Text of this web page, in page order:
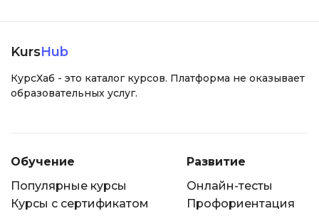
KursHub
КурсХаб - это каталог курсов. Платформа не оказывает
образовательных услуг.
Обучение
Популярные курсы
Курсы с сертификатом
Развитие
Онлайн-тесты
Профориентация